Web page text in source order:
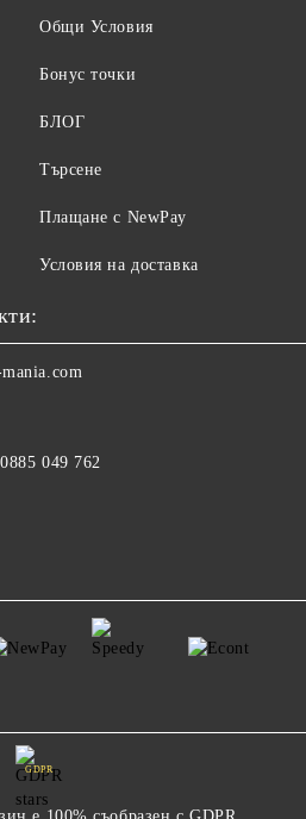
Общи Условия
Бонус точки
БЛОГ
Търсене
Плащане с NewPay
Условия на доставка
049 762
GDPR